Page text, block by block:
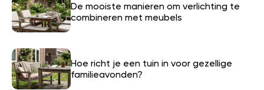
De mooiste manieren om verlichting te
combineren met meubels
Hoe richt je een tuin in voor gezellige
familieavonden?